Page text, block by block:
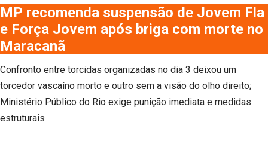
MP recomenda suspensão de Jovem Fla
e Força Jovem após briga com morte no
Maracanã
Confronto entre torcidas organizadas no dia 3 deixou um
torcedor vascaíno morto e outro sem a visão do olho direito;
Ministério Público do Rio exige punição imediata e medidas
estruturais